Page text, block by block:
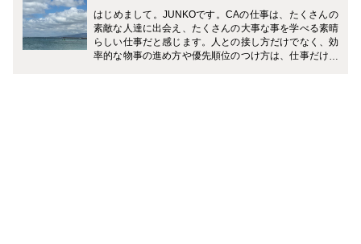
はじめまして。JUNKOです。CAの仕事は、たくさんの
素敵な人達に出会え、たくさんの大事な事を学べる素晴
らしい仕事だと感じます。人との接し方だけでなく、効
率的な物事の進め方や優先順位のつけ方は、仕事だけで